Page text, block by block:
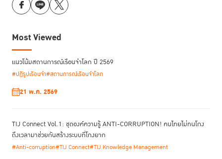
Most Viewed
แนวโน้มสถานการณ์เรือนจำโลก ปี 2569
#ปฏิรูปเรือนจำ#สถานการณ์เรือนจำโลก
21 พ.ค. 2569
TIJ Connect Vol.1: ชุดองค์ความรู้ ANTI-CORRUPTION! คนไทยไม่ทนโกง
ถึงเวลามาช่วยกันสร้างระบบที่โกงยาก
#Anti-corruption#TIJ Connect#TIJ Knowledge Management